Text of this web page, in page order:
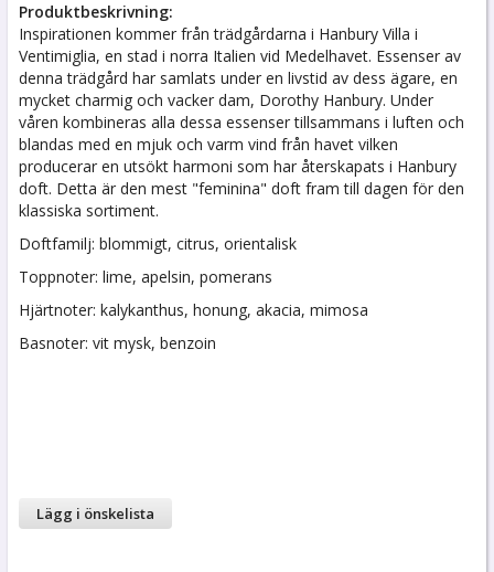
Produktbeskrivning:
Inspirationen kommer från trädgårdarna i Hanbury Villa i
Ventimiglia, en stad i norra Italien vid Medelhavet. Essenser av
denna trädgård har samlats under en livstid av dess ägare, en
mycket charmig och vacker dam, Dorothy Hanbury. Under
våren kombineras alla dessa essenser tillsammans i luften och
blandas med en mjuk och varm vind från havet vilken
producerar en utsökt harmoni som har återskapats i Hanbury
doft. Detta är den mest "feminina" doft fram till dagen för den
klassiska sortiment.
Doftfamilj: blommigt, citrus, orientalisk
Toppnoter: lime, apelsin, pomerans
Hjärtnoter: kalykanthus, honung, akacia, mimosa
Basnoter: vit mysk, benzoin
Lägg i önskelista